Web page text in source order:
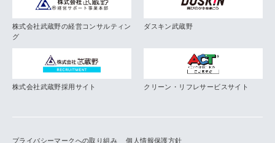
株式会社武蔵野の経営コンサルティン
グ
ダスキン武蔵野
株式会社武蔵野採用サイト クリーン・リフレサービスサイト
プライバシーマークへの取り組み 個人情報保護方針